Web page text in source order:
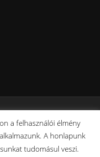
Minden Jog Fenntartva.
által FameThemes
a felhasználói élmény
A honlapunk
tudomásul veszi.